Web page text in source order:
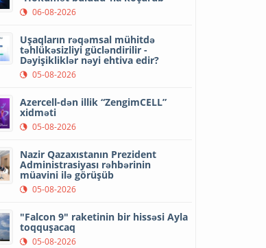
06-08-2026
Uşaqların rəqəmsal mühitdə
təhlükəsizliyi gücləndirilir -
Dəyişikliklər nəyi ehtiva edir?
05-08-2026
Azercell-dən illik “ZengimCELL”
xidməti
05-08-2026
Nazir Qazaxıstanın Prezident
Administrasiyası rəhbərinin
müavini ilə görüşüb
05-08-2026
"Falcon 9" raketinin bir hissəsi Ayla
toqquşacaq
05-08-2026